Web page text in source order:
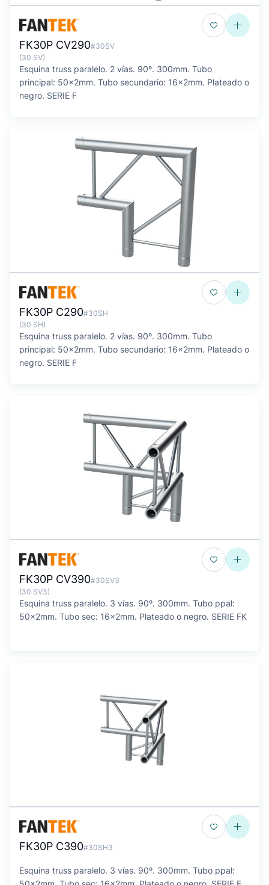
FK30P CV290#30SV
(30 SV)
Esquina truss paralelo. 2 vías. 90º. 300mm. Tubo
principal: 50x2mm. Tubo secundario: 16x2mm. Plateado o
negro. SERIE F
FK30P C290#30SH
(30 SH)
Esquina truss paralelo. 2 vías. 90º. 300mm. Tubo
principal: 50x2mm. Tubo secundario: 16x2mm. Plateado o
negro. SERIE F
FK30P CV390#30SV3
(30 SV3)
Esquina truss paralelo. 3 vías. 90º. 300mm. Tubo ppal:
50x2mm. Tubo sec: 16x2mm. Plateado o negro. SERIE FK
FK30P C390#30SH3
Esquina truss paralelo. 3 vías. 90º. 300mm. Tubo ppal: